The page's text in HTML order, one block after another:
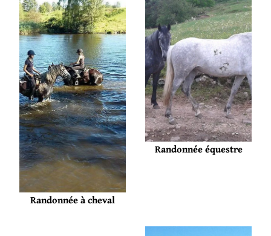
Randonnée à cheval
Randonnée équestre